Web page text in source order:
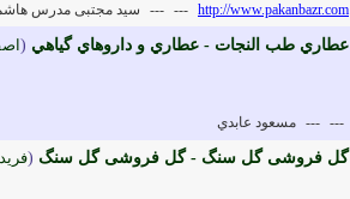
http://www.pakanbazr.com
---
--- سید مجتبی مدرس
عطاري طب النجات - عطاري و داروهاي گياهي (
---
--- مسعود عابدي
گل فروشی گل سنگ - گل فروشی گل سنگ (